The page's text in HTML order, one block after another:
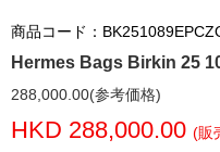
商品コード：
Hermes Bags Birkin 25
288,000.00(参考価格)
HKD 288,000.00 (販